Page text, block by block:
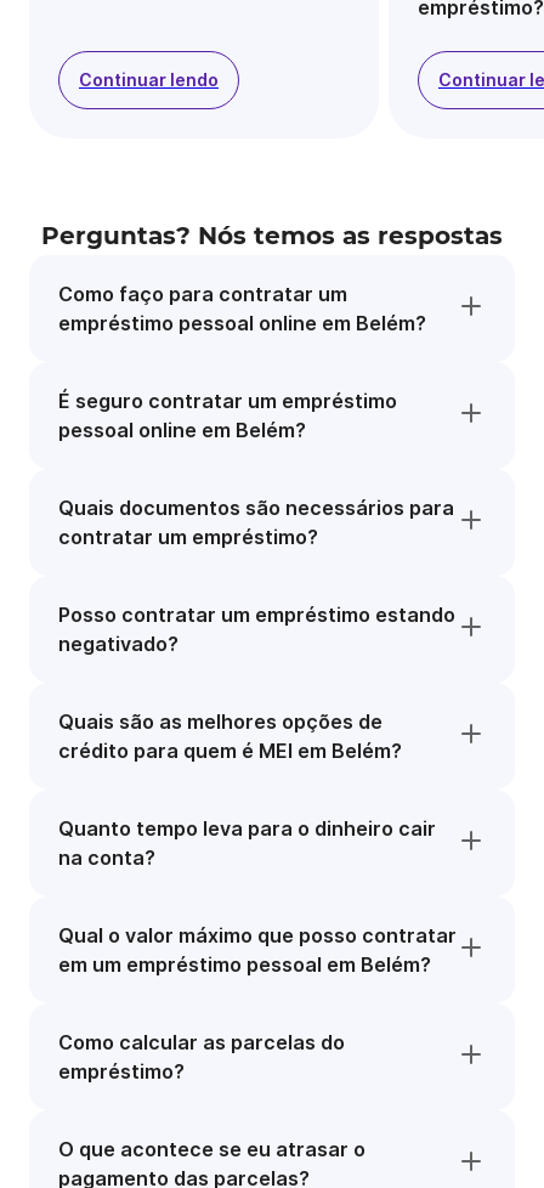
Continuar lendo
empréstimo?
Continuar
Perguntas? Nós temos as respostas
Como faço para contratar um
empréstimo pessoal online em Belém?
É seguro contratar um empréstimo
pessoal online em Belém?
Quais documentos são necessários para
contratar um empréstimo?
Posso contratar um empréstimo estando
negativado?
Quais são as melhores opções de
crédito para quem é MEI em Belém?
Quanto tempo leva para o dinheiro cair
na conta?
Qual o valor máximo que posso contratar
em um empréstimo pessoal em Belém?
Como calcular as parcelas do
empréstimo?
O que acontece se eu atrasar o
pagamento das parcelas?